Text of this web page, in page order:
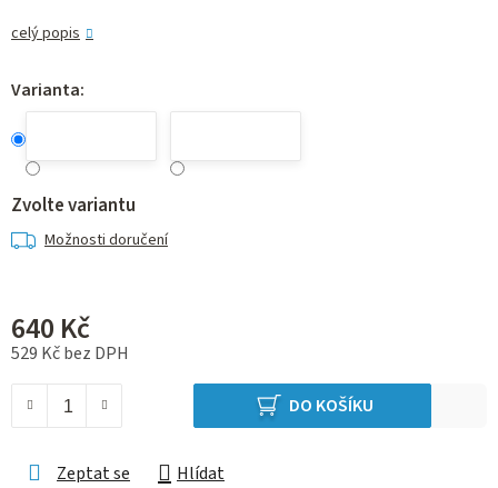
celý popis
Varianta:
Zvolte variantu
Možnosti doručení
640 Kč
529 Kč bez DPH
DO KOŠÍKU
Zeptat se Hlídat